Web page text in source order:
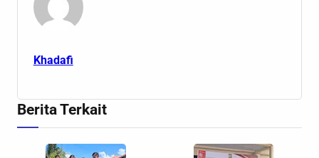
Khadafi
Berita Terkait